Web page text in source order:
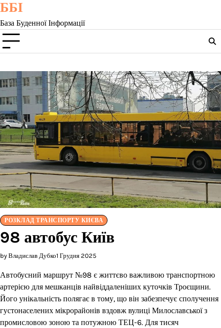
Skip
content
ББІ
База Буденної Інформації
РОЗКЛАД ТРАНСПОРТУ КИЄВА
98 автобус Київ
by Владислав Дубко1 Грудня 2025
Автобусний маршрут №98 є життєво важливою транспортною
артерією для мешканців найвіддаленіших куточків Троєщини.
Його унікальність полягає в тому, що він забезпечує сполучення
густонаселених мікрорайонів вздовж вулиці Милославської з
промисловою зоною та потужною ТЕЦ-6. Для тисяч